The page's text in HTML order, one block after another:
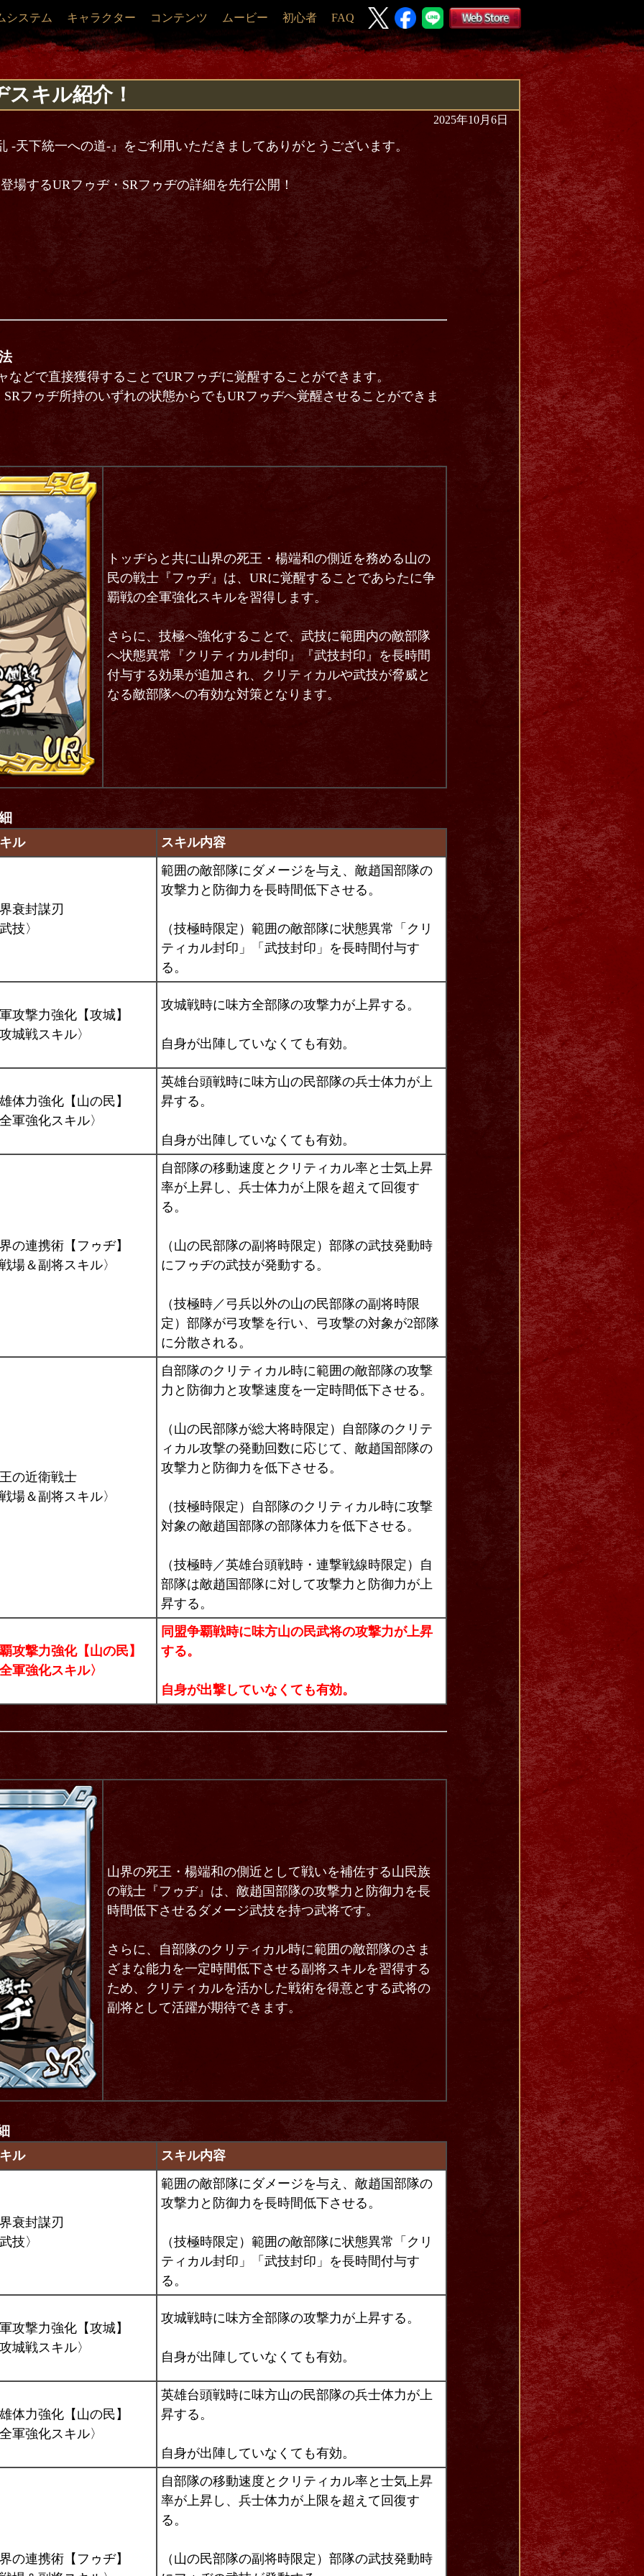
システム キャラクター コンテンツ ムービー 初心者 FAQ
キル紹介！
2025年10月6日
-天下統一への道-』をご利用いただきましてありがとうございます。
場するURフゥヂ・SRフゥヂの詳細を先行公開！
などで直接獲得することでURフゥヂに覚醒することができます。
フゥヂ所持のいずれの状態からでもURフゥヂへ覚醒させることができま
トッヂらと共に山界の死王・楊端和の側近を務める山の
民の戦士『フゥヂ』は、URに覚醒することであらたに争
覇戦の全軍強化スキルを習得します。
さらに、技極へ強化することで、武技に範囲内の敵部隊
へ状態異常『クリティカル封印』『武技封印』を長時間
付与する効果が追加され、クリティカルや武技が脅威と
なる敵部隊への有効な対策となります。
ル スキル内容
衰封謀刃
技 〉
範囲の敵部隊にダメージを与え、敵趙国部隊の
攻撃力と防御力を長時間低下させる。
（技極時限定）範囲の敵部隊に状態異常「クリ
ティカル封印」「武技封印」を長時間付与す
る。
攻撃力強化【攻城】
城戦スキル〉
攻城戦時に味方全部隊の攻撃力が上昇する。
自身が出陣していなくても有効。
体力強化【山の民】
軍強化スキル〉
英雄台頭戦時に味方山の民部隊の兵士体力が上
昇する。
自身が出陣していなくても有効。
の連携術【フゥヂ】
場＆副将スキル〉
自部隊の移動速度とクリティカル率と士気上昇
率が上昇し、兵士体力が上限を超えて回復す
る。
（山の民部隊の副将時限定）部隊の武技発動時
にフゥヂの武技が発動する。
（技極時／弓兵以外の山の民部隊の副将時限
定）部隊が弓攻撃を行い、弓攻撃の対象が2部隊
に分散される。
の近衛戦士
場＆副将スキル〉
自部隊のクリティカル時に範囲の敵部隊の攻撃
力と防御力と攻撃速度を一定時間低下させる。
（山の民部隊が総大将時限定）自部隊のクリテ
ィカル攻撃の発動回数に応じて、敵趙国部隊の
攻撃力と防御力を低下させる。
（技極時限定）自部隊のクリティカル時に攻撃
対象の敵趙国部隊の部隊体力を低下させる。
（技極時／英雄台頭戦時・連撃戦線時限定）自
部隊は敵趙国部隊に対して攻撃力と防御力が上
昇する。
攻撃力強化【山の民】
軍強化スキル〉
同盟争覇戦時に味方山の民武将の攻撃力が上昇
する。
自身が出撃していなくても有効。
山界の死王・楊端和の側近として戦いを補佐する山民族
の戦士『フゥヂ』は、敵趙国部隊の攻撃力と防御力を長
時間低下させるダメージ武技を持つ武将です。
さらに、自部隊のクリティカル時に範囲の敵部隊のさま
ざまな能力を一定時間低下させる副将スキルを習得する
ため、クリティカルを活かした戦術を得意とする武将の
副将として活躍が期待できます。
ル スキル内容
衰封謀刃
技 〉
範囲の敵部隊にダメージを与え、敵趙国部隊の
攻撃力と防御力を長時間低下させる。
（技極時限定）範囲の敵部隊に状態異常「クリ
ティカル封印」「武技封印」を長時間付与す
る。
攻撃力強化【攻城】
城戦スキル〉
攻城戦時に味方全部隊の攻撃力が上昇する。
自身が出陣していなくても有効。
体力強化【山の民】
軍強化スキル〉
英雄台頭戦時に味方山の民部隊の兵士体力が上
昇する。
自身が出陣していなくても有効。
の連携術【フゥヂ】
自部隊の移動速度とクリティカル率と士気上昇
率が上昇し、兵士体力が上限を超えて回復す
る。
（山の民部隊の副将時限定）部隊の武技発動時